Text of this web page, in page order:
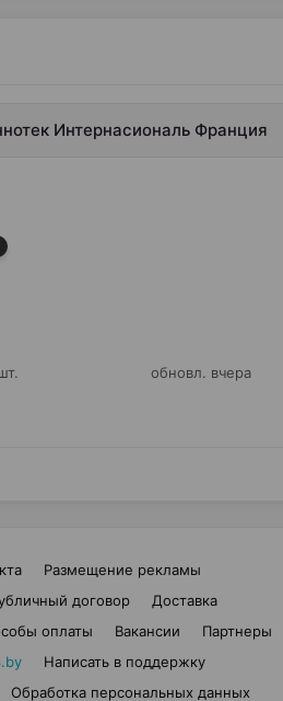
Интернасиональ Франция
обновл. вчера
Размещение рекламы
договор
Доставка
оплаты Вакансии
Партнеры
Написать в поддержку
Обработка персональных данных